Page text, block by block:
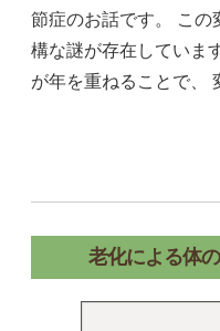
節症のお話です。 この
構な謎が存在していま
が年を重ねることで、
老化による体